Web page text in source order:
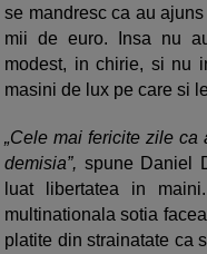
se mandresc ca au
mii de euro. Insa nu
modest, in chirie, si nu
masini de lux pe care si
Cele mai fericite zile ca
demisia”, spune Daniel
luat libertatea in
multinationala sotia
platite din strainatate ca